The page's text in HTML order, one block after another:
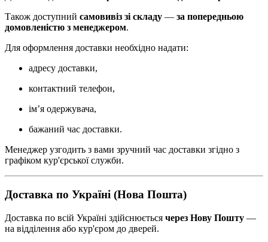
Також доступний самовивіз зі складу — за попередньою
домовленістю з менеджером.
Для оформлення доставки необхідно надати:
адресу доставки,
контактний телефон,
ім’я одержувача,
бажаний час доставки.
Менеджер узгодить з вами зручний час доставки згідно з
графіком кур'єрської служби.
Доставка по Україні (Нова Пошта)
Доставка по всій Україні здійснюється через Нову Пошту —
на відділення або кур'єром до дверей.